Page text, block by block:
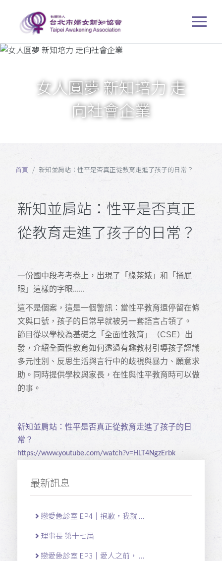
女人圓夢 新知培力 走
向社會企業
首頁 新知並肩站：性平是否真正從教育走進了孩子的日常？
新知並肩站：性平是否真正
從教育走進了孩子的日常？
一份國中段考考卷上，出現了「綠茶婊」和「捅屁
眼」這樣的字眼......
這不是個案，這是一個警訊：當性平教育還停留在條
文與口號，孩子的日常早就被另一套語言占領了。
節目從以學校為基礎之「全面性教育」（CSE）出
發，介紹全面性教育如何透過有趣教材引導孩子認識
多元性別、反思生活與言行中的歧視與暴力、願意求
助。同時提供學校與家長，在性與性平教育時可以做
的事。
新知並肩站：性平是否真正從教育走進了孩子的日
常？
https://www.youtube.com/watch?v=HLT4NgzErbk
最新訊息
戀愛急診室 EP4｜抱歉，我就 ...
理事長 第十七屆
戀愛急診室 EP3｜愛人之前， ...